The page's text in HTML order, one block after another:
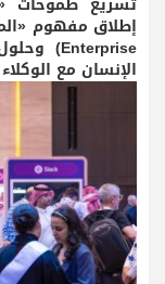
الإنسان مع